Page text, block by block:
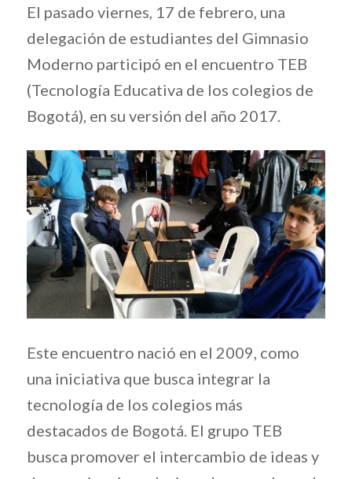
El pasado viernes, 17 de febrero, una
delegación de estudiantes del Gimnasio
Moderno participó en el encuentro TEB
(Tecnología Educativa de los colegios de
Bogotá), en su versión del año 2017.
Este encuentro nació en el 2009, como
una iniciativa que busca integrar la
tecnología de los colegios más
destacados de Bogotá. El grupo TEB
busca promover el intercambio de ideas y